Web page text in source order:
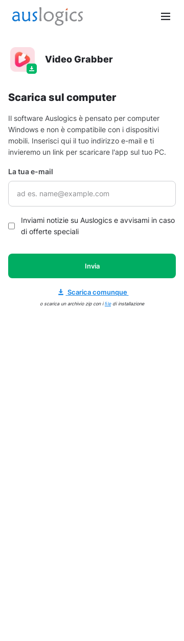
Video Grabber
Scarica sul computer
Il software Auslogics è pensato per computer
Windows e non è compatibile con i dispositivi
mobili. Inserisci qui il tuo indirizzo e-mail e ti
invieremo un link per scaricare l'app sul tuo PC.
La tua e-mail
Inviami notizie su Auslogics e avvisami in caso
di offerte speciali
Invia
Scarica comunque
o scarica un archivio zip con iﬁledi installazione